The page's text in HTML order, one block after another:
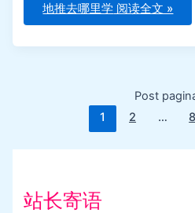
地推去哪里学 阅读全文 »
Post
1
2 … 8
站长寄语